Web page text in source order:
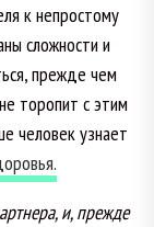
к непростому
сложности и
прежде чем
торопит с этим
человек узнает
и, прежде